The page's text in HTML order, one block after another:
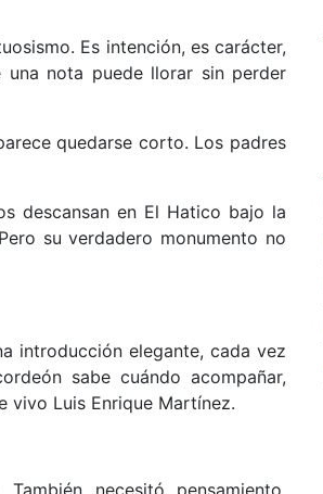
Es intención, es carácter,
nota puede llorar sin perder
quedarse corto. Los padres
descansan en El Hatico bajo la
su verdadero monumento no
introducción elegante, cada vez
sabe cuándo acompañar,
vivo Luis Enrique Martínez.
necesitó pensamiento,